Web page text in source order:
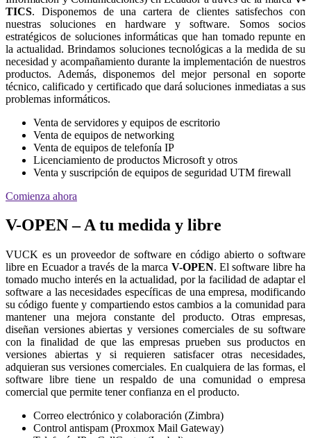
TICS. Disponemos de una cartera de clientes satisfechos con
nuestras soluciones en hardware y software. Somos socios
estratégicos de soluciones informáticas que han tomado repunte en
la actualidad. Brindamos soluciones tecnológicas a la medida de su
necesidad y acompañamiento durante la implementación de nuestros
productos. Además, disponemos del mejor personal en soporte
técnico, calificado y certificado que dará soluciones inmediatas a sus
problemas informáticos.
Venta de servidores y equipos de escritorio
Venta de equipos de networking
Venta de equipos de telefonía IP
Licenciamiento de productos Microsoft y otros
Venta y suscripción de equipos de seguridad UTM firewall
Comienza ahora
V-OPEN – A tu medida y libre
VUCK es un proveedor de software en código abierto o software
libre en Ecuador a través de la marca V-OPEN. El software libre ha
tomado mucho interés en la actualidad, por la facilidad de adaptar el
software a las necesidades específicas de una empresa, modificando
su código fuente y compartiendo estos cambios a la comunidad para
mantener una mejora constante del producto. Otras empresas,
diseñan versiones abiertas y versiones comerciales de su software
con la finalidad de que las empresas prueben sus productos en
versiones abiertas y si requieren satisfacer otras necesidades,
adquieran sus versiones comerciales. En cualquiera de las formas, el
software libre tiene un respaldo de una comunidad o empresa
comercial que permite tener confianza en el producto.
Correo electrónico y colaboración (Zimbra)
Control antispam (Proxmox Mail Gateway)